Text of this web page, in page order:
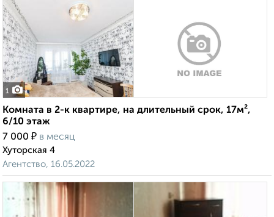
1
Комната в 2-к квартире, на длительный срок, 17м²,
6/10 этаж
7 000 ₽ в месяц
Хуторская 4
Агентство, 16.05.2022